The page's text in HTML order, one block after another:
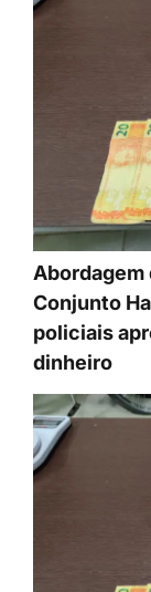
Abordagem
Conjunto
policiais
dinheiro